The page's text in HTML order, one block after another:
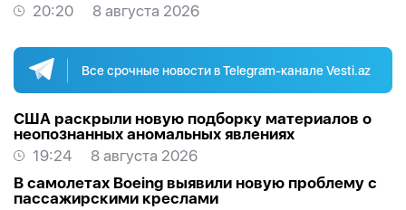
20:20
8 августа 2026
Все срочные новости в Telegram-канале Vesti.az
США раскрыли новую подборку материалов о
неопознанных аномальных явлениях
19:24
8 августа 2026
В самолетах Boeing выявили новую проблему с
пассажирскими креслами